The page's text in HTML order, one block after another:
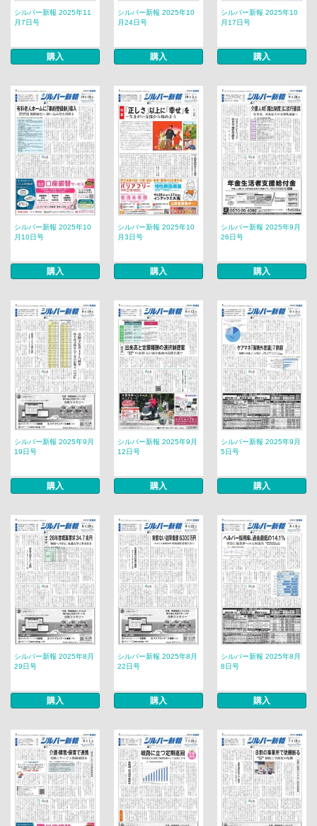
シルバー新報 2025年11
月7日号
購入
シルバー新報 2025年10
月24日号
購入
シルバー新報 2025年10
月17日号
購入
シルバー新報 2025年10
月10日号
購入
シルバー新報 2025年10
月3日号
購入
シルバー新報 2025年9月
26日号
購入
シルバー新報 2025年9月
19日号
購入
シルバー新報 2025年9月
12日号
購入
シルバー新報 2025年9月
5日号
購入
シルバー新報 2025年8月
29日号
購入
シルバー新報 2025年8月
22日号
購入
シルバー新報 2025年8月
8日号
購入